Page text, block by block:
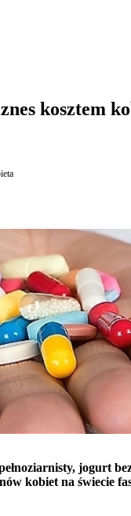
kosztem
jogurt
kobiet na świecie